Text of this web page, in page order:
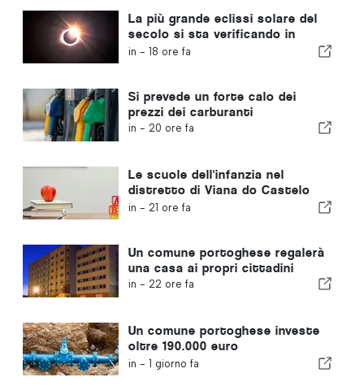
La più grande eclissi solare del
secolo si sta verificando in
Portogallo
in - 18 ore fa
Si prevede un forte calo dei
prezzi dei carburanti
in - 20 ore fa
Le scuole dell'infanzia nel
distretto di Viana do Castelo
non chiuderanno
in - 21 ore fa
Un comune portoghese regalerà
una casa ai propri cittadini
in - 22 ore fa
Un comune portoghese investe
oltre 190.000 euro
nell'approvvigionamento idrico
in - 1 giorno fa